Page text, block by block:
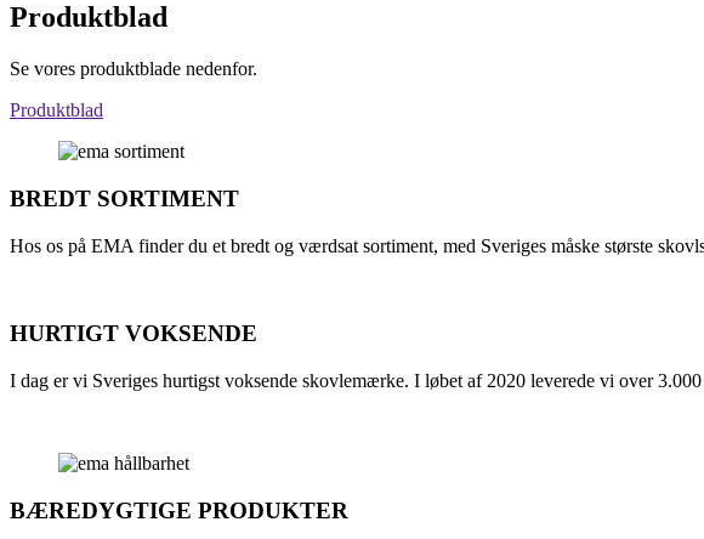
Produktblad
Se vores produktblade nedenfor.
Produktblad
BREDT SORTIMENT
Hos os på EMA finder du et bredt og værdsat sortiment, med Sveriges måske største
HURTIGT VOKSENDE
I dag er vi Sveriges hurtigst voksende skovlemærke. I løbet af 2020 leverede vi over
BÆREDYGTIGE PRODUKTER